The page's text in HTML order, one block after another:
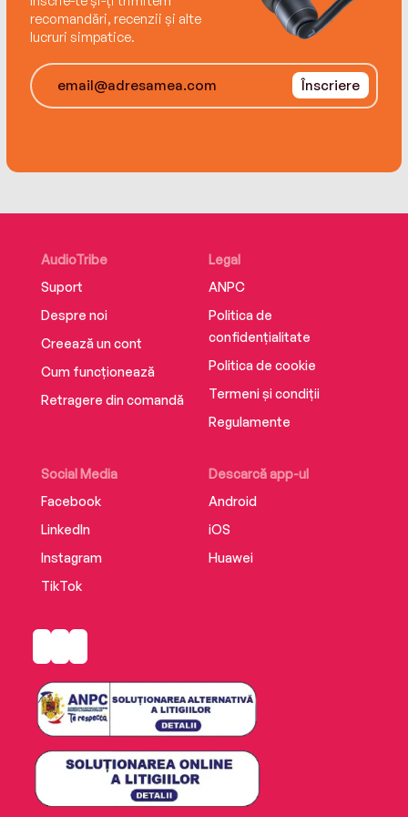
recomandări, recenzii și alte
lucruri simpatice.
Înscriere
AudioTribe
Suport
Despre noi
Creează un cont
Cum funcționează
Retragere din comandă
Social Media
Facebook
LinkedIn
Instagram
TikTok
Descarcă app-ul
Android
iOS
Huawei
Legal
ANPC
Politica de
confidențialitate
Politica de cookie
Termeni și condiții
Regulamente